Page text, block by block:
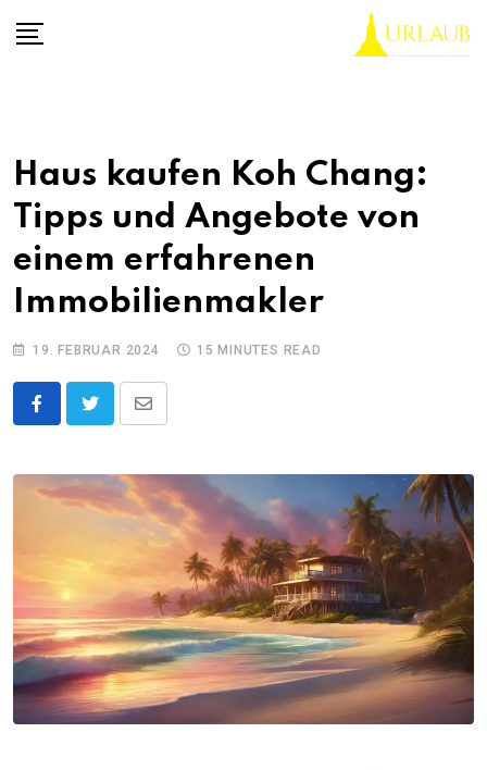
Haus kaufen Koh Chang:
Tipps und Angebote von
einem erfahrenen
Immobilienmakler
19. FEBRUAR 2024 15 MINUTES READ
Share
Email